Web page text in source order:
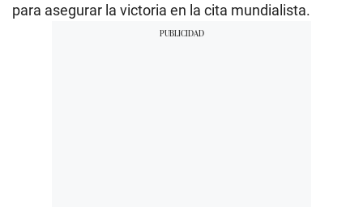
para asegurar la victoria en la cita mundialista.